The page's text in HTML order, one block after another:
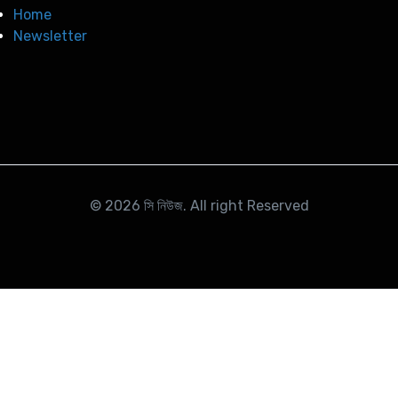
Home
Newsletter
© 2026 সি নিউজ. All right Reserved